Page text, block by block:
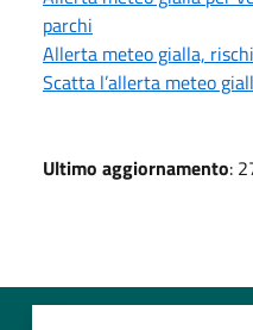
parchi
Allerta meteo gialla,
Scatta l’allerta meteo
Ultimo aggiornamento: